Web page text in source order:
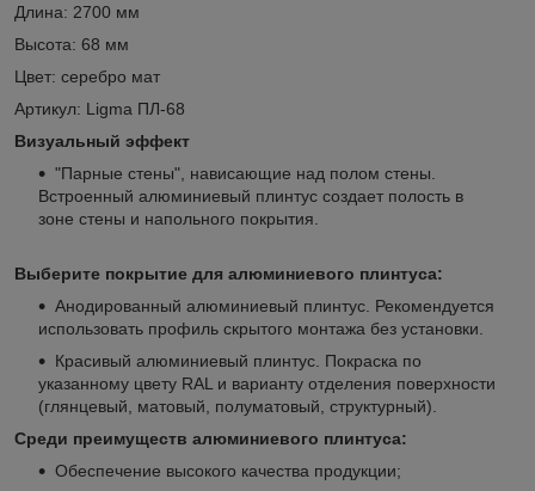
Длина: 2700 мм
Высота: 68 мм
Цвет: серебро мат
Артикул: Ligma ПЛ-68
Визуальный эффект
"Парные стены", нависающие над полом стены.
Встроенный алюминиевый плинтус создает полость в
зоне стены и напольного покрытия.
Выберите покрытие для алюминиевого плинтуса:
Анодированный алюминиевый плинтус. Рекомендуется
использовать профиль скрытого монтажа без установки.
Красивый алюминиевый плинтус. Покраска по
указанному цвету RAL и варианту отделения поверхности
(глянцевый, матовый, полуматовый, структурный).
Среди преимуществ алюминиевого плинтуса:
Обеспечение высокого качества продукции;